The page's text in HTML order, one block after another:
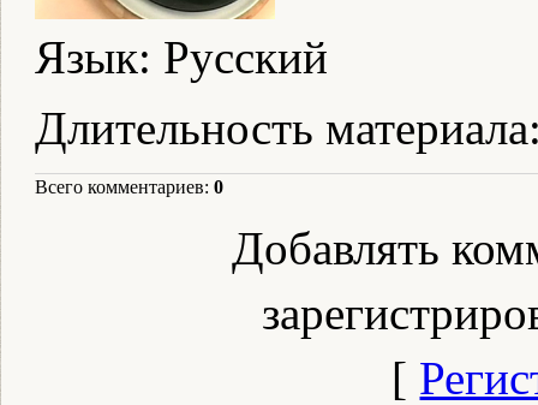
Язык: Русский
Длительность материала
Всего комментариев: 0
Добавлять
[